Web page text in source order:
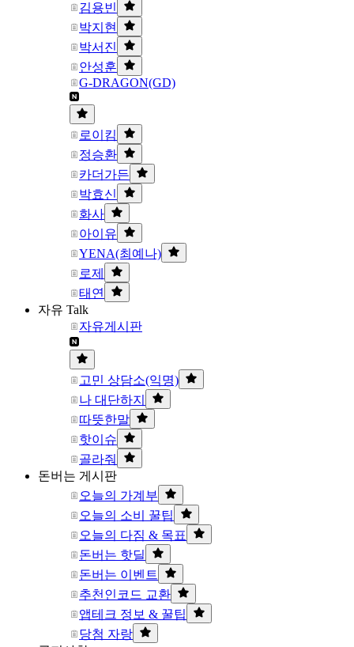
김용빈
박지현
박서진
안성훈
G-DRAGON(GD)
로이킴
정승환
카더가든
박효신
화사
아이유
YENA(최예나)
로제
태연
자유 Talk
자유게시판
고민 상담소(익명)
나 대단하지
따뜻한말
핫이슈
골라줘
돈버는 게시판
오늘의 가계부
오늘의 소비 꿀팁
오늘의 다짐 & 목표
돈버는 핫딜
돈버는 이벤트
추천인코드 교환
앱테크 정보 & 꿀팁
당첨 자랑